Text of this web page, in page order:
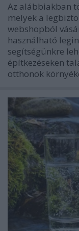
Az alábbiakban
melyek a
webshopból
használható
segítségünkre
építkezéseken
otthonok